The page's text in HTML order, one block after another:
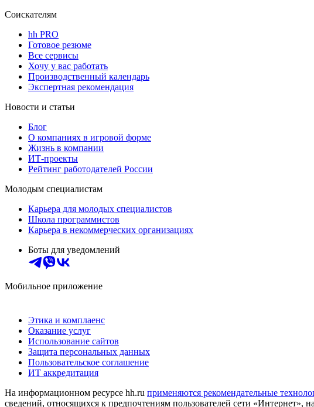
Соискателям
hh PRO
Готовое резюме
Все сервисы
Хочу у вас работать
Производственный календарь
Экспертная рекомендация
Новости и статьи
Блог
О компаниях в игровой форме
Жизнь в компании
ИТ-проекты
Рейтинг работодателей России
Молодым специалистам
Карьера для молодых специалистов
Школа программистов
Карьера в некоммерческих организациях
Боты для уведомлений
Мобильное приложение
Этика и комплаенс
Оказание услуг
Использование сайтов
Защита персональных данных
Пользовательское соглашение
ИТ аккредитация
На информационном ресурсе hh.ru применяются рекомендательные
сведений, относящихся к предпочтениям пользователей сети «Интернет»,